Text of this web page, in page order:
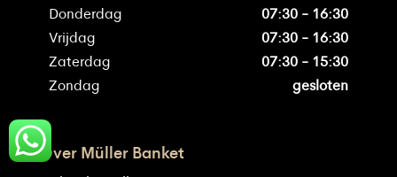
Donderdag
07:30 - 16:30
Vrijdag
07:30 - 16:30
Zaterdag
07:30 - 15:30
Zondag
gesloten
Over Müller Banket